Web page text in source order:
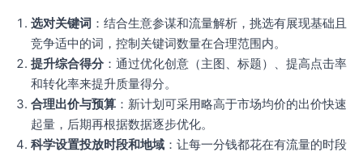
选对关键词 ：结合生意参谋和流量解析，挑选有展现基础且
竞争适中的词，控制关键词数量在合理范围内。
提升综合得分 ：通过优化创意（主图、标题）、提高点击率
和转化率来提升质量得分。
合理出价与预算 ：新计划可采用略高于市场均价的出价快速
起量，后期再根据数据逐步优化。
科学设置投放时段和地域 ：让每一分钱都花在有流量的时段